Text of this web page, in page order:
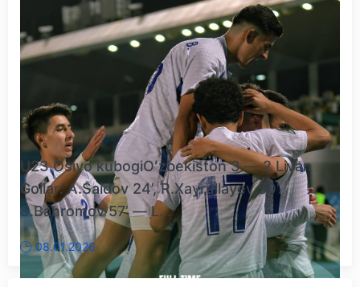
U23 Osiyo kubogiOʻzbekiston 3 — 2 Livan
Gollar: A.Saidov 24’, R.Xayrullayev 50’.
S.Bahromov 57’ — L...
08.01.2026